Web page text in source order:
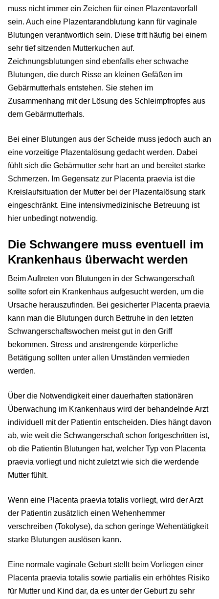
muss nicht immer ein Zeichen für einen Plazentavorfall
sein. Auch eine Plazentarandblutung kann für vaginale
Blutungen verantwortlich sein. Diese tritt häufig bei einem
sehr tief sitzenden Mutterkuchen auf.
Zeichnungsblutungen sind ebenfalls eher schwache
Blutungen, die durch Risse an kleinen Gefäßen im
Gebärmutterhals entstehen. Sie stehen im
Zusammenhang mit der Lösung des Schleimpfropfes aus
dem Gebärmutterhals.
Bei einer Blutungen aus der Scheide muss jedoch auch an
eine vorzeitige Plazentalösung gedacht werden. Dabei
fühlt sich die Gebärmutter sehr hart an und bereitet starke
Schmerzen. Im Gegensatz zur Placenta praevia ist die
Kreislaufsituation der Mutter bei der Plazentalösung stark
eingeschränkt. Eine intensivmedizinische Betreuung ist
hier unbedingt notwendig.
Die Schwangere muss eventuell im
Krankenhaus überwacht werden
Beim Auftreten von Blutungen in der Schwangerschaft
sollte sofort ein Krankenhaus aufgesucht werden, um die
Ursache herauszufinden. Bei gesicherter Placenta praevia
kann man die Blutungen durch Bettruhe in den letzten
Schwangerschaftswochen meist gut in den Griff
bekommen. Stress und anstrengende körperliche
Betätigung sollten unter allen Umständen vermieden
werden.
Über die Notwendigkeit einer dauerhaften stationären
Überwachung im Krankenhaus wird der behandelnde Arzt
individuell mit der Patientin entscheiden. Dies hängt davon
ab, wie weit die Schwangerschaft schon fortgeschritten ist,
ob die Patientin Blutungen hat, welcher Typ von Placenta
praevia vorliegt und nicht zuletzt wie sich die werdende
Mutter fühlt.
Wenn eine Placenta praevia totalis vorliegt, wird der Arzt
der Patientin zusätzlich einen Wehenhemmer
verschreiben (Tokolyse), da schon geringe Wehentätigkeit
starke Blutungen auslösen kann.
Eine normale vaginale Geburt stellt beim Vorliegen einer
Placenta praevia totalis sowie partialis ein erhöhtes Risiko
für Mutter und Kind dar, da es unter der Geburt zu sehr